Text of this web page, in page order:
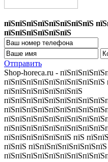
пїЅпїЅпїЅпїЅпїЅпїЅпїЅпїЅ
пїЅпїЅпїЅпїЅпїЅпїЅ
Отправить
Shop-horeca.ru -
пїЅпїЅпїЅпїЅпїЅпїЅпїЅ
пїЅпїЅпїЅпїЅпїЅпїЅ пїЅ
пїЅпїЅ пїЅпїЅпїЅпїЅпїЅпїЅпїЅ